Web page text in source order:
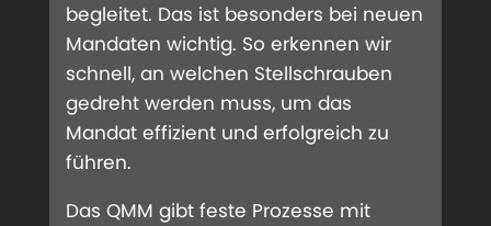
begleitet. Das ist besonders bei neuen
Mandaten wichtig. So erkennen wir
schnell, an welchen Stellschrauben
gedreht werden muss, um das
Mandat effizient und erfolgreich zu
führen.
Das QMM gibt feste Prozesse mit